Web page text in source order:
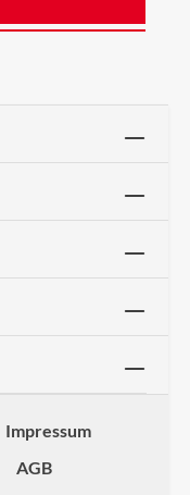
Impressum
AGB